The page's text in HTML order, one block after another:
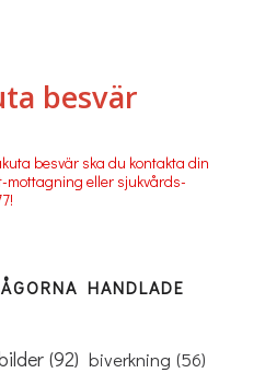
besvär
besvär ska du kontakta din
mottagning eller sjukvårds-
HANDLADE
(92) biverkning (56)